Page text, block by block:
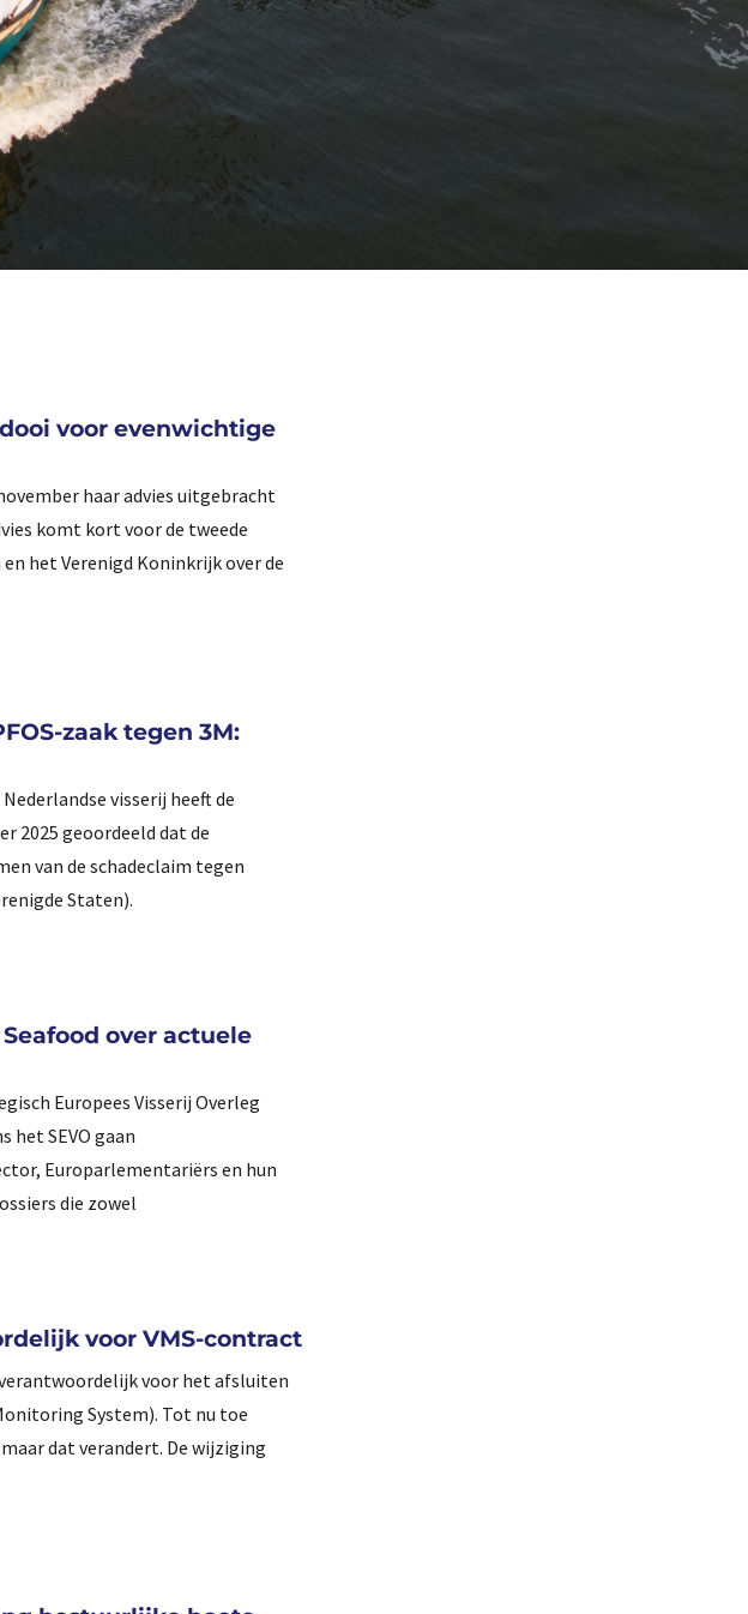
voor evenwichtige
haar advies uitgebracht
komt kort voor de tweede
het Verenigd Koninkrijk over de
zaak tegen 3M:
visserij heeft de
2025 geoordeeld dat de
van de schadeclaim tegen
Staten).
over actuele
Europees Visserij Overleg
het SEVO gaan
Europarlementariërs en hun
die zowel
voor VMS-contract
voor het afsluiten
System). Tot nu toe
dat verandert. De wijziging